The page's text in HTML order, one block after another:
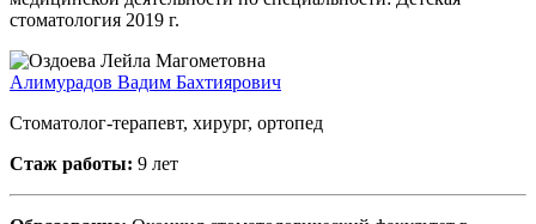
стоматология 2019 г.
Алимурадов Вадим Бахтиярович
Стоматолог-терапевт, хирург, ортопед
Стаж работы: 9 лет